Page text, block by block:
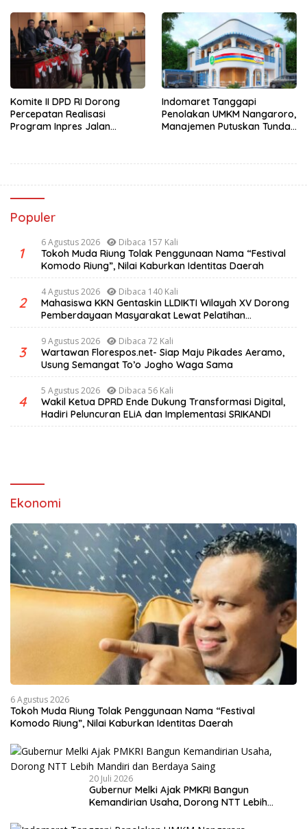
Terhadap Anak
Komite II DPD RI Dorong
Percepatan Realisasi
Program Inpres Jalan
Indomaret Tanggapi
Penolakan UMKM Nangaroro,
Manajemen Putuskan Tunda
Populer
1
6 Agustus 2026 Dibaca 157 Kali
Tokoh Muda Riung Tolak Penggunaan Nama “Festival
Komodo Riung”, Nilai Kaburkan Identitas Daerah
2
4 Agustus 2026 Dibaca 140 Kali
Mahasiswa KKN Gentaskin LLDIKTI Wilayah XV Dorong
Pemberdayaan Masyarakat Lewat Pelatihan
Pengolahan Hasil Alam di Desa Sisir
3
9 Agustus 2026 Dibaca 72 Kali
Wartawan Florespos.net- Siap Maju Pikades Aeramo,
Usung Semangat To’o Jogho Waga Sama
4
5 Agustus 2026 Dibaca 56 Kali
Wakil Ketua DPRD Ende Dukung Transformasi Digital,
Hadiri Peluncuran ELiA dan Implementasi SRIKANDI
Ekonomi
6 Agustus 2026
Tokoh Muda Riung Tolak Penggunaan Nama “Festival
Komodo Riung”, Nilai Kaburkan Identitas Daerah
20 Juli 2026
Gubernur Melki Ajak PMKRI Bangun
Kemandirian Usaha, Dorong NTT Lebih